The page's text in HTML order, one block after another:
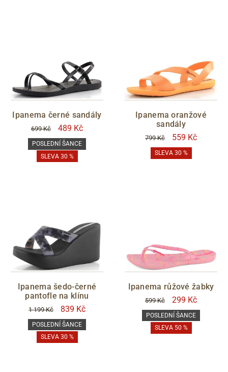
POSLEDNÍ ŠANCE
Ipanema černé sandály
699 Kč 489 Kč
POSLEDNÍ ŠANCE
SLEVA 30 %
Ipanema oranžové
sandály
799 Kč 559 Kč
SLEVA 30 %
Ipanema šedo-černé
pantofle na klínu
1 199 Kč 839 Kč
POSLEDNÍ ŠANCE
SLEVA 30 %
Ipanema růžové žabky
599 Kč 299 Kč
POSLEDNÍ ŠANCE
SLEVA 50 %